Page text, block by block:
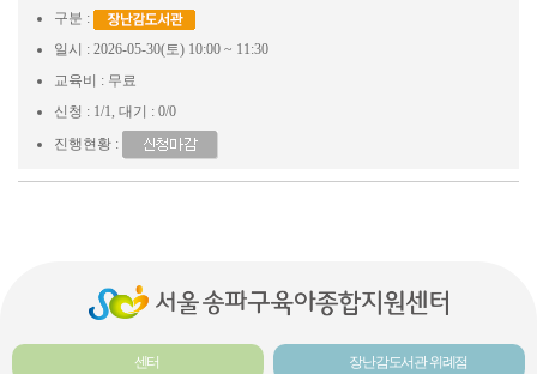
구분 :
일시 : 2026-05-30(토) 10:00 ~ 11:30
교육비 : 무료
신청 : 1/1, 대기 : 0/0
진행현황 :
센터 장난감도서관 위례점